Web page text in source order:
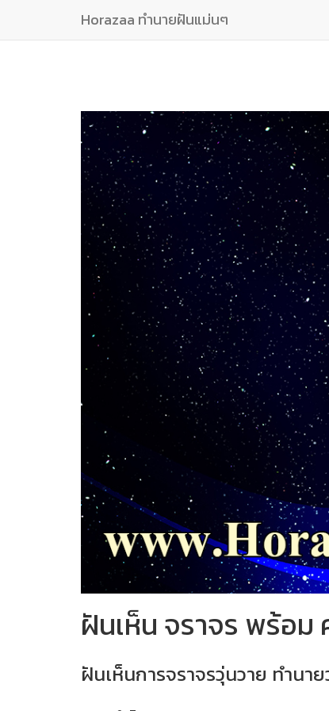
Horazaa ทำนายฝันแม่นๆ
ฝันเห็น จราจร พร้อม
ฝันเห็นการจราจรวุ่นวาย ทำนา